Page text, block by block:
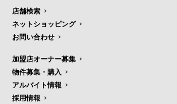
店舗検索
ネットショッピング
お問い合わせ
加盟店オーナー募集
物件募集・購入
アルバイト情報
採用情報